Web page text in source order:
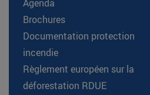
Agenda
Brochures
Documentation protection
incendie
Règlement européen sur la
déforestation RDUE